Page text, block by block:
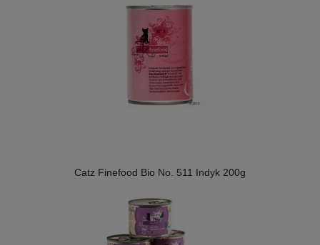
Catz Finefood Bio No. 511 Indyk 200g